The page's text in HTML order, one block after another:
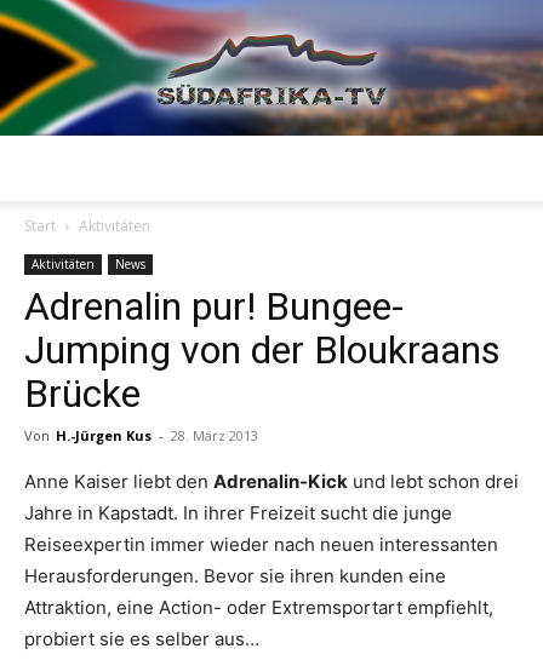
TV
Start Aktivitäten
Aktivitäten News
Adrenalin pur! Bungee-
Jumping von der Bloukraans
Brücke
Von H.-Jürgen Kus - 28. März 2013
Anne Kaiser liebt den Adrenalin-Kick und lebt schon drei
Jahre in Kapstadt. In ihrer Freizeit sucht die junge
Reiseexpertin immer wieder nach neuen interessanten
Herausforderungen. Bevor sie ihren kunden eine
Attraktion, eine Action- oder Extremsportart empfiehlt,
probiert sie es selber aus…